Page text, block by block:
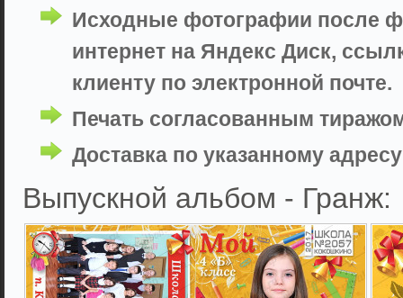
Исходные фотографии после
интернет на Яндекс Диск,
клиенту по электронной почте.
Печать согласованным
Доставка по указанному
Выпускной альбом - Гранж: